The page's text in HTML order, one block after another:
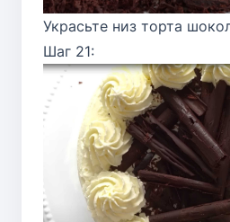
Украсьте низ торта
Шаг 21: